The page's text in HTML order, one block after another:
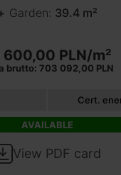
Garden: 39.4 m²
600,00 PLN/m²
brutto: 703 092,00 PLN
Cert.
AVAILABLE
View PDF card